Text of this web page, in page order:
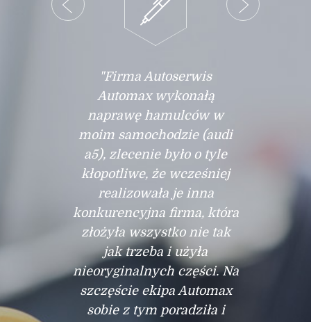
"Firma Autoserwis
Automax wykonałą
naprawę hamulców w
moim samochodzie (audi
a5), zlecenie było o tyle
kłopotliwe, że wcześniej
realizowała je inna
konkurencyjna firma, która
złożyła wszystko nie tak
jak trzeba i użyła
nieoryginalnych części. Na
szczęście ekipa Automax
sobie z tym poradziła i